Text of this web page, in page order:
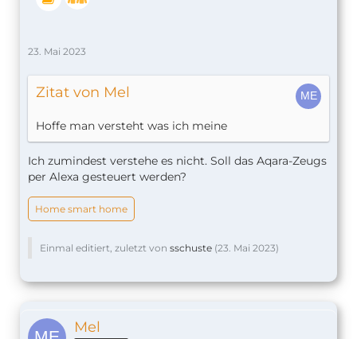
23. Mai 2023
Zitat von Mel
Hoffe man versteht was ich meine
Ich zumindest verstehe es nicht. Soll das Aqara-Zeugs
per Alexa gesteuert werden?
Home smart home
Einmal editiert, zuletzt von sschuste (23. Mai 2023)
Mel